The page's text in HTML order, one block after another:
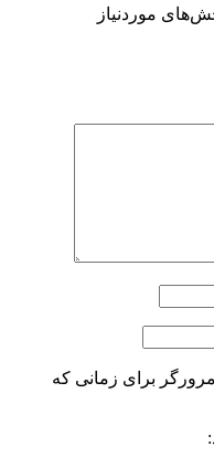
موردنیاز
برای زمانی که